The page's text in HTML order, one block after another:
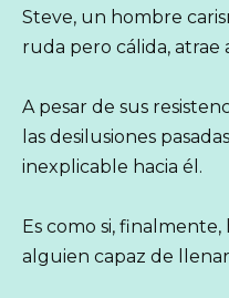
Steve, un hombre
ruda pero cálida, atrae
A pesar de sus
las desilusiones
inexplicable hacia él.
Es como si,
alguien capaz de